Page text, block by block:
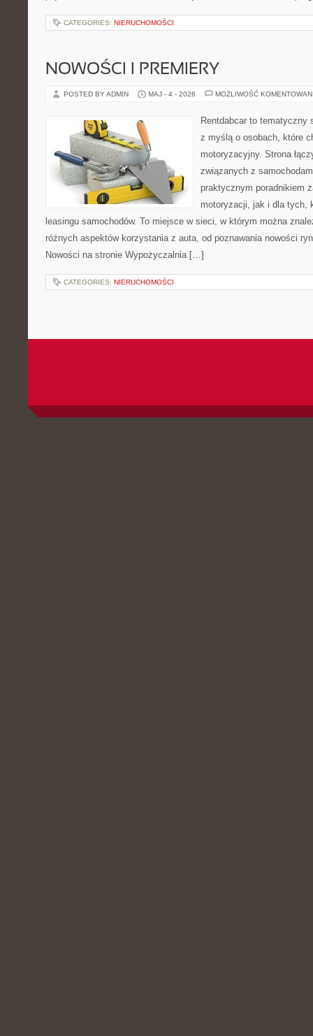
CATEGORIES: NIERUCHOMOŚCI
NOWOŚCI I PREMIERY
POSTED BY ADMIN MAJ - 4 - 2026 MOŻLIWOŚĆ
Rentdabcar to tematyczny
z myślą o osobach, które
motoryzacyjny. Strona
związanych z
praktycznym poradnikiem
motoryzacji, jak i dla tych,
leasingu samochodów. To miejsce w sieci, w którym można
różnych aspektów korzystania z auta, od poznawania nowości
Nowości na stronie Wypożyczalnia […]
CATEGORIES: NIERUCHOMOŚCI